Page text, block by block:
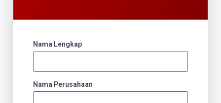
Nama Lengkap
Nama Perusahaan